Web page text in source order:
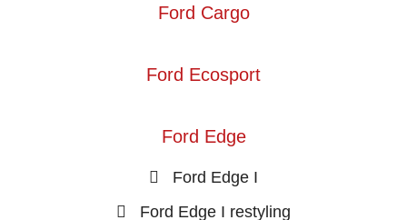
Ford Cargo
Ford Ecosport
Ford Edge
Ford Edge I
Ford Edge I restyling